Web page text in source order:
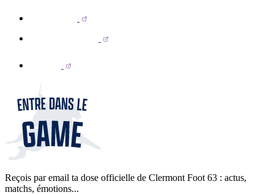
Reçois par email ta dose officielle de Clermont Foot 63 : actus,
matchs, émotions...